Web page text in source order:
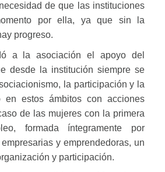
de que las instituciones
por ella, ya que sin la
progreso.
a la asociación el apoyo del
desde la institución siempre se
la participación y la
en estos ámbitos con acciones
de las mujeres con la primera
formada íntegramente por
y emprendedoras, un
y participación.